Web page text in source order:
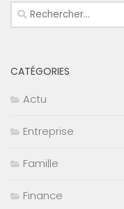
Rechercher :
CATÉGORIES
Actu
Entreprise
Famille
Finance